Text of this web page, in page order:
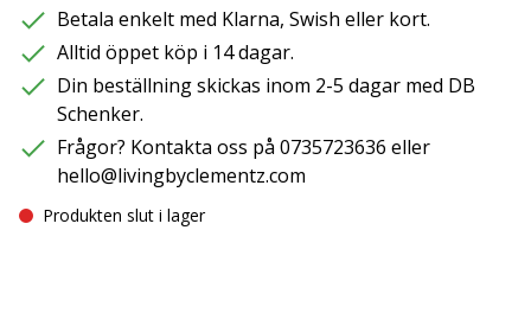
Betala enkelt med Klarna, Swish eller kort.
Alltid öppet köp i 14 dagar.
Din beställning skickas inom 2-5 dagar med DB
Schenker.
Frågor? Kontakta oss på 0735723636 eller
hello@livingbyclementz.com
Produkten slut i lager